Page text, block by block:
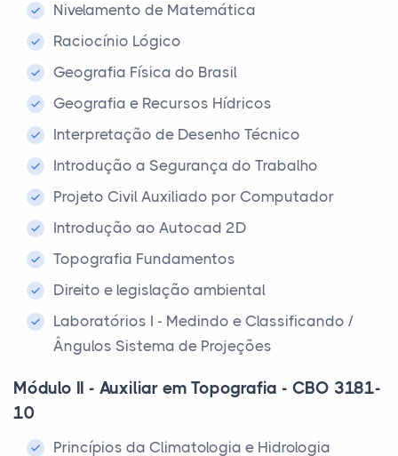
Nivelamento de Matemática
Raciocínio Lógico
Geografia Física do Brasil
Geografia e Recursos Hídricos
Interpretação de Desenho Técnico
Introdução a Segurança do Trabalho
Projeto Civil Auxiliado por Computador
Introdução ao Autocad 2D
Topografia Fundamentos
Direito e legislação ambiental
Laboratórios I - Medindo e Classificando /
Ângulos Sistema de Projeções
Módulo II - Auxiliar em Topografia - CBO 3181-
10
Princípios da Climatologia e Hidrologia